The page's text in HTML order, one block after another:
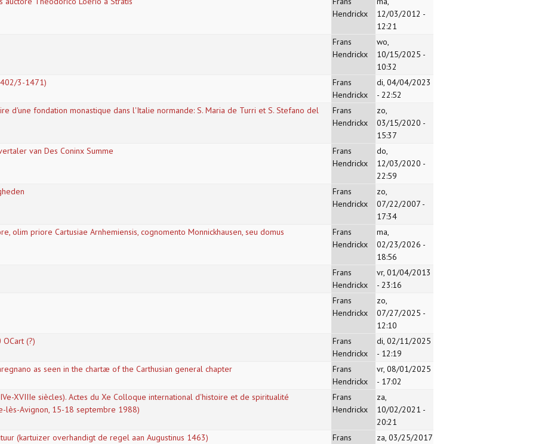
Hendrickx
12/03/2012 -
12:21
Frans
Hendrickx
wo,
10/15/2025 -
10:32
3-1471)
Frans
Hendrickx
di, 04/04/2023
- 22:52
d'une fondation monastique dans l'Italie normande: S. Maria de Turri et S. Stefano del
Frans
Hendrickx
zo,
03/15/2020 -
15:37
van Des Coninx Summe
Frans
Hendrickx
do,
12/03/2020 -
22:59
Frans
Hendrickx
zo,
07/22/2007 -
17:34
olim priore Cartusiae Arnhemiensis, cognomento Monnickhausen, seu domus
Frans
Hendrickx
ma,
02/23/2026 -
18:56
Frans
Hendrickx
vr, 01/04/2013
- 23:16
Frans
Hendrickx
zo,
07/27/2025 -
12:10
(?)
Frans
Hendrickx
di, 02/11/2025
- 12:19
as seen in the chartæ of the Carthusian general chapter
Frans
Hendrickx
vr, 08/01/2025
- 17:02
XVIIIe siècles). Actes du Xe Colloque international d'histoire et de spiritualité
lès-Avignon, 15-18 septembre 1988)
Frans
Hendrickx
za,
10/02/2021 -
20:21
(kartuizer overhandigt de regel aan Augustinus 1463)
Frans
za, 03/25/2017